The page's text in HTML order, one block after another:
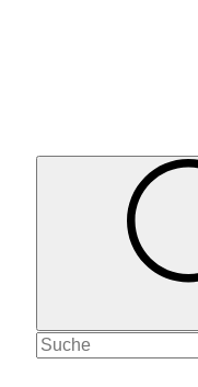
Search